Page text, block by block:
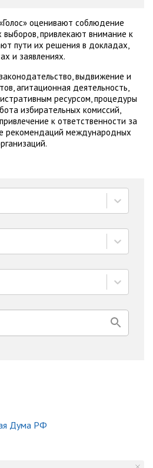
оценивают соблюдение
привлекают внимание к
пути их решения в докладах,
и заявлениях.
выдвижение и
агитационная деятельность,
ресурсом, процедуры
избирательных комиссий,
к ответственности за
рекомендаций международных
Дума РФ